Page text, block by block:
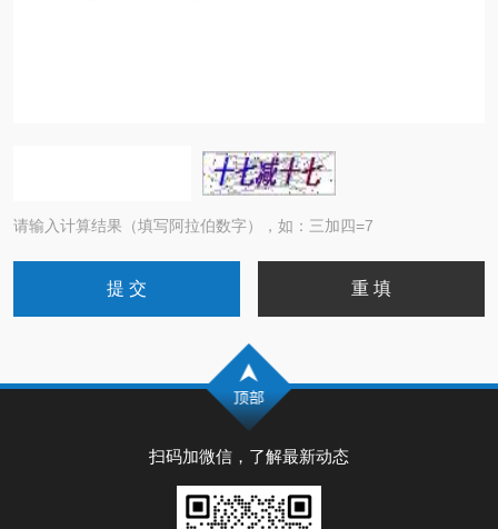
请输入计算结果（填写阿拉伯数字），如：三加四=7
扫码加微信，了解最新动态